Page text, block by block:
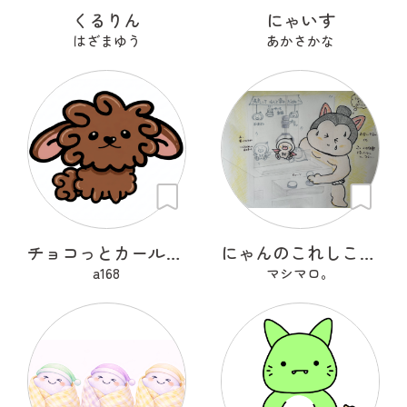
くるりん
はざまゆう
にゃいす
あかさかな
チョコっとカールちゃん
a168
にゃんのこれしこ ある日の夢 Ｎo.1
マシマロ。